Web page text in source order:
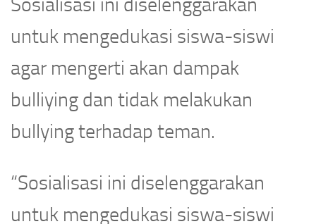
untuk mengedukasi siswa-siswi
agar mengerti akan dampak
bulliying dan tidak melakukan
bullying terhadap teman.
“Sosialisasi ini diselenggarakan
untuk mengedukasi siswa-siswi